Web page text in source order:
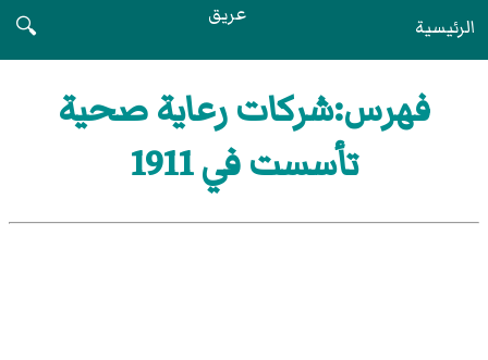
الرئيسية عريق
🔍
فهرس:شركات رعاية صحية
تأسست في 1911